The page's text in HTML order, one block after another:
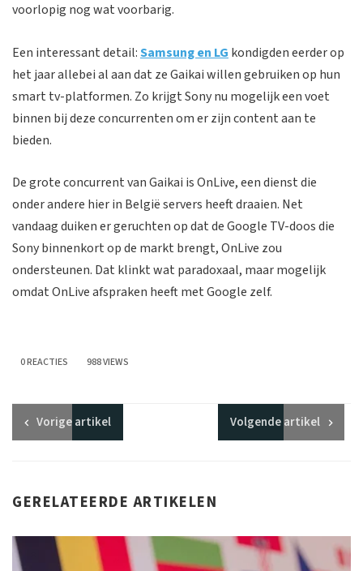
voorlopig nog wat voorbarig.
Een interessant detail:Samsung en LG kondigden eerder op
het jaar allebei al aan dat ze Gaikai willen gebruiken op hun
smart tv-platformen. Zo krijgt Sony nu mogelijk een voet
binnen bij deze concurrenten om er zijn content aan te
bieden.
De grote concurrent van Gaikai is OnLive, een dienst die
onder andere hier in België servers heeft draaien. Net
vandaag duiken er geruchten op dat de Google TV-doos die
Sony binnenkort op de markt brengt, OnLive zou
ondersteunen. Dat klinkt wat paradoxaal, maar mogelijk
omdat OnLive afspraken heeft met Google zelf.
0 REACTIES 988 VIEWS
Vorigeartikel Volgendeartikel
GERELATEERDE ARTIKELEN